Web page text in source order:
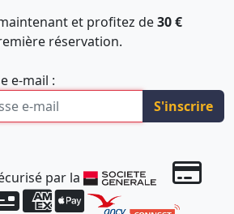
et profitez de30 €
réservation.
e-mail :
S'inscrire
par la